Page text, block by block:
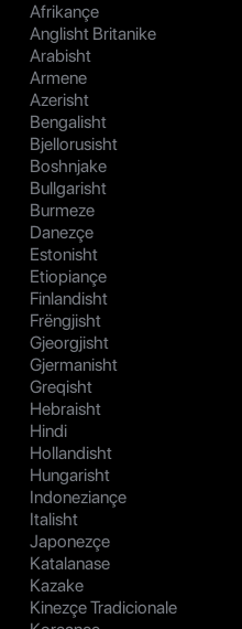
Afrikançe
Anglisht Britanike
Arabisht
Armene
Azerisht
Bengalisht
Bjellorusisht
Boshnjake
Bullgarisht
Burmeze
Danezçe
Estonisht
Etiopiançe
Finlandisht
Frëngjisht
Gjeorgjisht
Gjermanisht
Greqisht
Hebraisht
Hindi
Hollandisht
Hungarisht
Indoneziançe
Italisht
Japonezçe
Katalanase
Kazake
Kinezçe Tradicionale